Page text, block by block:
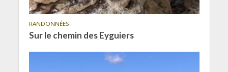
RANDONNÉES
Sur le chemin des Eyguiers